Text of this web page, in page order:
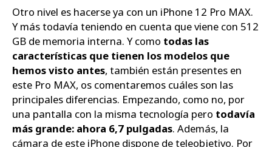
Otro nivel es hacerse ya con un iPhone 12 Pro MAX.
Y más todavía teniendo en cuenta que viene con 512
GB de memoria interna. Y como todas las
características que tienen los modelos que
hemos visto antes, también están presentes en
este Pro MAX, os comentaremos cuáles son las
principales diferencias. Empezando, como no, por
una pantalla con la misma tecnología pero todavía
más grande: ahora 6,7 pulgadas. Además, la
cámara de este iPhone dispone de teleobjetivo. Por